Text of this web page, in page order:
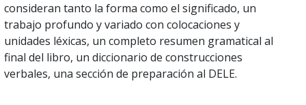
consideran tanto la forma como el significado, un
trabajo profundo y variado con colocaciones y
unidades léxicas, un completo resumen gramatical al
final del libro, un diccionario de construcciones
verbales, una sección de preparación al DELE.